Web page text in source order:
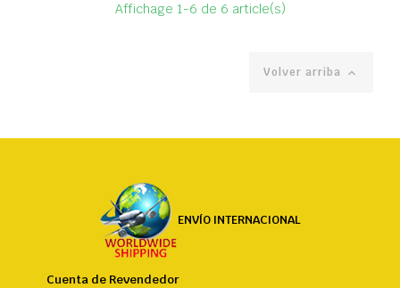
Affichage 1-6 de 6 article(s)
Volver arriba 
ENVÍO INTERNACIONAL
Cuenta de Revendedor